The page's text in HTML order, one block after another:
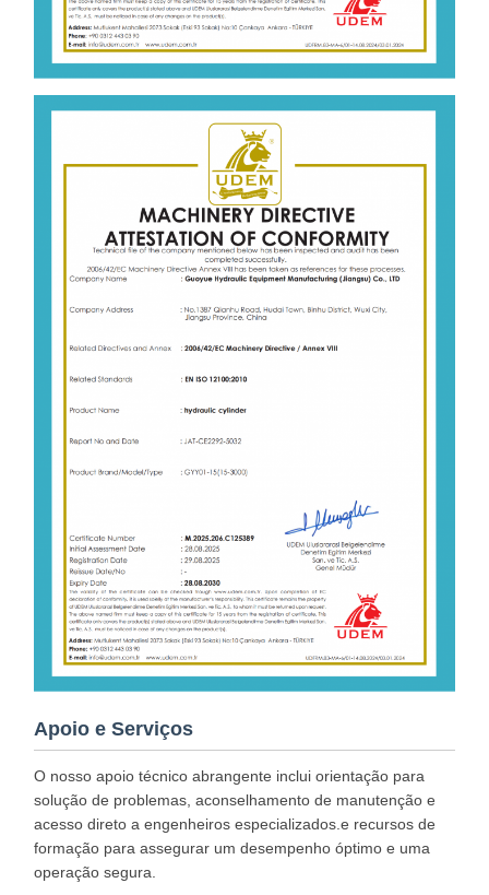
Apoio e Serviços
O nosso apoio técnico abrangente inclui orientação para
solução de problemas, aconselhamento de manutenção e
acesso direto a engenheiros especializados.e recursos de
formação para assegurar um desempenho óptimo e uma
operação segura.